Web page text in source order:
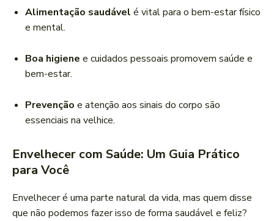
Alimentação saudável é vital para o bem-estar físico
e mental.
Boa higiene e cuidados pessoais promovem saúde e
bem-estar.
Prevenção e atenção aos sinais do corpo são
essenciais na velhice.
Envelhecer com Saúde: Um Guia Prático
para Você
Envelhecer é uma parte natural da vida, mas quem disse
que não podemos fazer isso de forma saudável e feliz?